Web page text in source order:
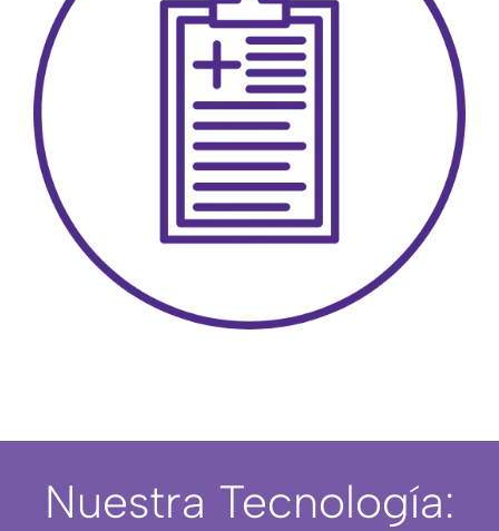
Nuestra Tecnología: